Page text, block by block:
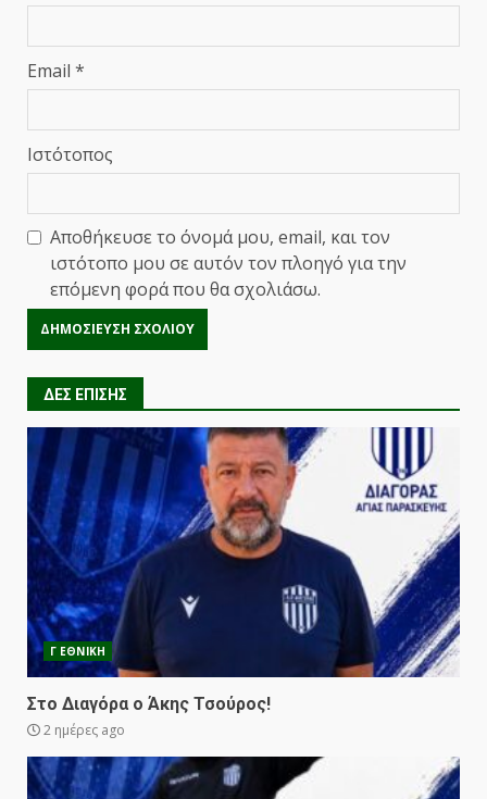
Email *
Ιστότοπος
Αποθήκευσε το όνομά μου, email, και τον
ιστότοπο μου σε αυτόν τον πλοηγό για την
επόμενη φορά που θα σχολιάσω.
ΔΕΣ ΕΠΙΣΗΣ
Γ ΕΘΝΙΚΗ
Στο Διαγόρα ο Άκης Τσούρος!
2 ημέρες ago